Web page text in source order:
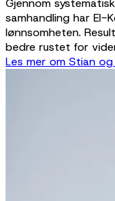
Gjennom
samhandling har El-
lønnsomheten.
bedre rustet for
Les mer om Stian